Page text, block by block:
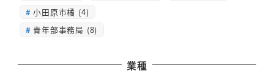
小田原市橘 (4)
青年部事務局 (8)
業種